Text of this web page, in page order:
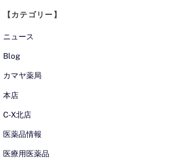
【カテゴリー】
ニュース
Blog
カマヤ薬局
本店
C-X北店
医薬品情報
医療用医薬品